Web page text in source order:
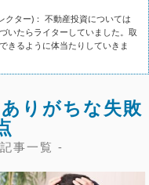
クター)： 不動産投資については
いたらライターしていました。取
きるように体当たりしていきま
りがちな失敗
事一覧 -